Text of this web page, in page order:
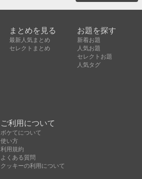
まとめを見る
最新人気まとめ
セレクトまとめ
お題を探す
新着お題
人気お題
セレクトお題
人気タグ
ご利用について
ボケてについて
使い方
利用規約
よくある質問
クッキーの利用について